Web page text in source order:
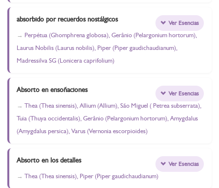
absorbido por recuerdos nostálgicos
Perpétua (Ghomphrena globosa), Gerânio (Pelargonium hortorum),
Laurus Nobilis (Laurus nobilis), Piper (Piper gaudichaudianum),
Madressilva SG (Lonicera caprifolium)
Ver Esencias
Absorto en ensoñaciones
Thea (Thea sinensis), Allium (Allium), São Miguel ( Petrea subserrata),
Tuia (Thuya occidentalis), Gerânio (Pelargonium hortorum), Amygdalus
(Amygdalus persica), Varus (Vernonia escorpioides)
Ver Esencias
Absorto en los detalles
Thea (Thea sinensis), Piper (Piper gaudichaudianum)
Ver Esencias